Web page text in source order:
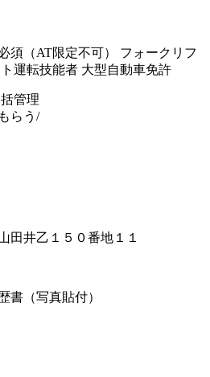
（AT限定不可） フォークリフ
運転技能者 大型自動車免許
管理
らう /
田井乙１５０番地１１
（写真貼付）